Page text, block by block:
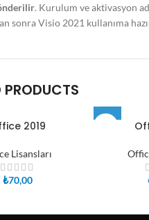
. Kurulum ve aktivasyon
sonra Visio 2021 kullanıma
PRODUCTS
2019
Lisansları
₺70,00